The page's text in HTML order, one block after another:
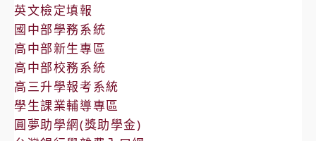
英文檢定填報
國中部學務系統
高中部新生專區
高中部校務系統
高三升學報考系統
學生課業輔導專區
圓夢助學網(獎助學金)